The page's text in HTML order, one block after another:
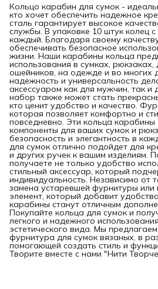
Кольцо карабин для сумок -
кто хочет обеспечить надежное
сталь гарантирует высокое
службы. В упаковке 10 штук колец
каждый. Благодаря своему
обеспечивать безопасное
жизни. Наши карабины кольца
использования в сумках, рюкзаках,
ошейников, на одежде и во многих
надежность и универсальность
аксессуаром как для мужчин, так и
набор также может стать
кто ценит удобство и качество.
которая позволяет комфортно и
повседневно. Эти кольца
компоненты для ваших сумок и
безопасность и элегантность в
для сумок отлично подойдет для
и других ручек к вашим изделиям.
получаете не только удобство
стильный аксессуар, который
индивидуальность. Независимо от
замена устаревшей фурнитуры или
элемент, который добавит
карабины станут отличным
Покупайте кольца для сумок и
легкого и надежного
эстетического вида. Мы
фурнитура для сумок вязаных, в
помогающей создать стиль и
Творите вместе с нами "Нити